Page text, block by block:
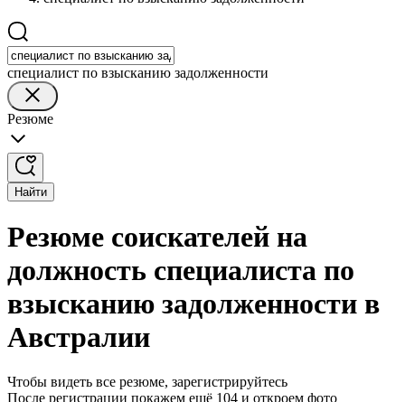
специалист по взысканию задолженности
Резюме
Найти
Резюме соискателей на
должность специалиста по
взысканию задолженности в
Австралии
Чтобы видеть все резюме, зарегистрируйтесь
После регистрации покажем ещё 104 и откроем фото